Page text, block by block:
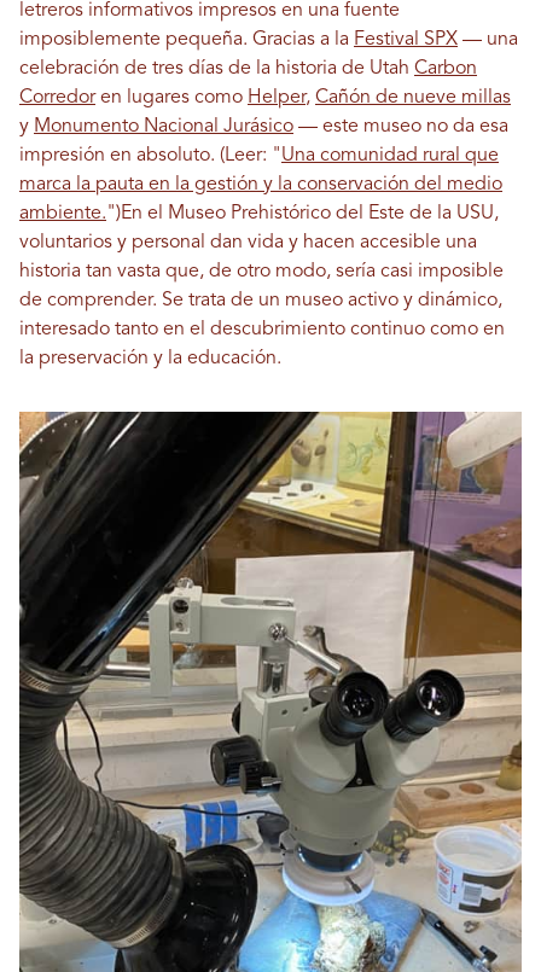
letreros informativos impresos en una fuente
imposiblemente pequeña. Gracias a la Festival SPX — una
celebración de tres días de la historia de Utah Carbon
Corredoren lugares como Helper, Cañón de nueve millas
y Monumento Nacional Jurásico — este museo no da esa
impresión en absoluto. (Leer: "Una comunidad rural que
marca la pauta en la gestión y la conservación del medio
ambiente.")En el Museo Prehistórico del Este de la USU,
voluntarios y personal dan vida y hacen accesible una
historia tan vasta que, de otro modo, sería casi imposible
de comprender. Se trata de un museo activo y dinámico,
interesado tanto en el descubrimiento continuo como en
la preservación y la educación.